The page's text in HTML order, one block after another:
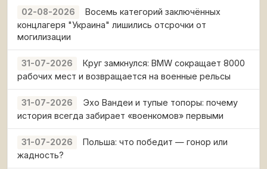
02-08-2026
Восемь категорий заключённых
концлагеря "Украина" лишились отсрочки от
могилизации
31-07-2026
Круг замкнулся: BMW сокращает 8000
рабочих мест и возвращается на военные рельсы
31-07-2026
Эхо Вандеи и тупые топоры: почему
история всегда забирает «военкомов» первыми
31-07-2026
Польша: что победит — гонор или
жадность?